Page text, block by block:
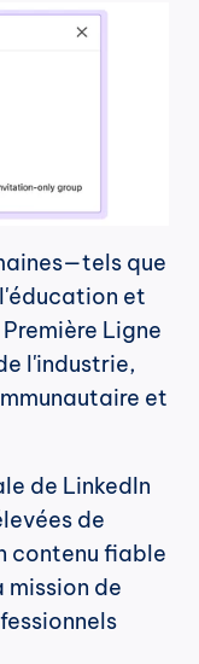
que
et
Ligne
l'industrie,
et
de LinkedIn
de
contenu fiable
de